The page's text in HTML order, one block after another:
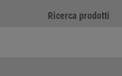
Ricerca prodotti